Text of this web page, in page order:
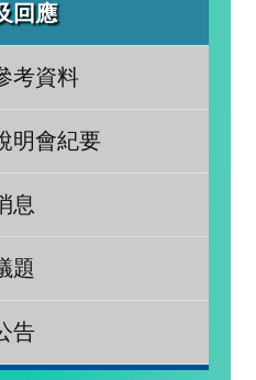
回應
考資料
明會紀要
息
題
告